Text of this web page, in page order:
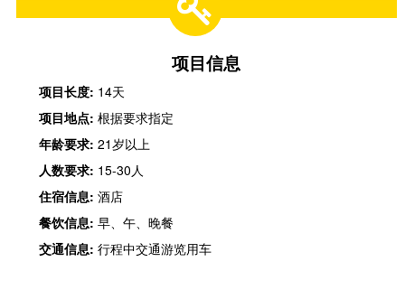
项目信息
项目长度: 14天
项目地点: 根据要求指定
年龄要求: 21岁以上
人数要求: 15-30人
住宿信息: 酒店
餐饮信息: 早、午、晚餐
交通信息: 行程中交通游览用车